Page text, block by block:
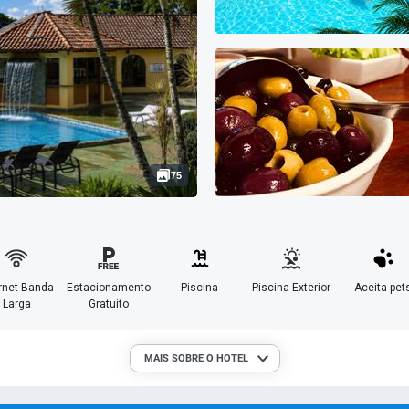
75
Banda
Larga
Estacionamento
Gratuito
Piscina Piscina Exterior Aceita
MAIS SOBRE O HOTEL